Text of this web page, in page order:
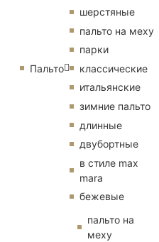
Пальто
шерстяные
пальто на меху
парки
классические
итальянские
зимние пальто
длинные
двубортные
в стиле max
mara
бежевые
пальто на
меху